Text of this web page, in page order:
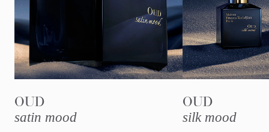
OUD
satin mood
OUD
silk mood